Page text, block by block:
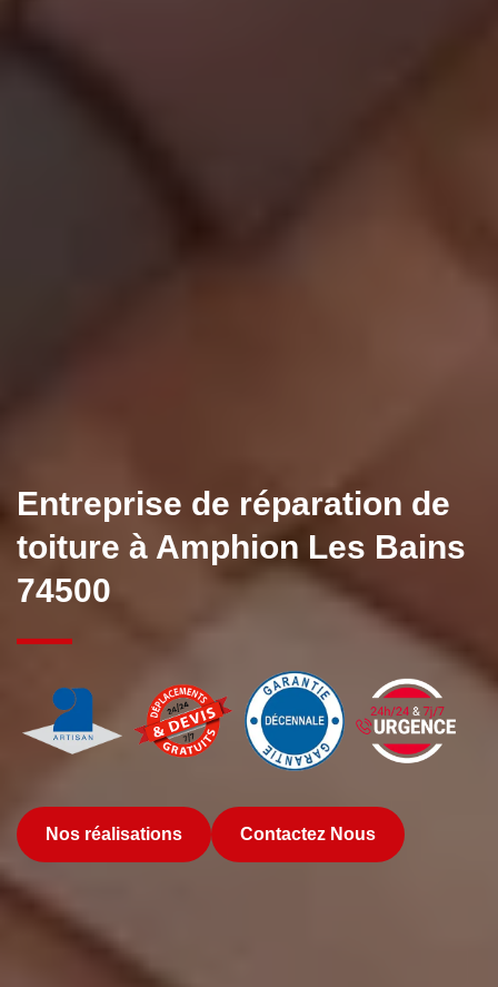
Entreprise de réparation de
toiture à Amphion Les Bains
74500
Nos réalisations Contactez Nous